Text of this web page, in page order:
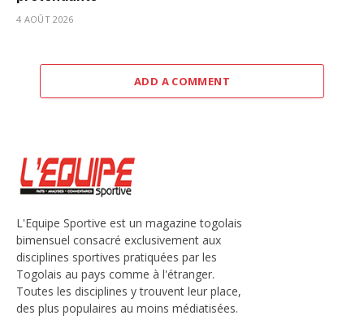
4 AOÛT 2026
ADD A COMMENT
L'Equipe Sportive est un magazine togolais
bimensuel consacré exclusivement aux
disciplines sportives pratiquées par les
Togolais au pays comme à l'étranger.
Toutes les disciplines y trouvent leur place,
des plus populaires au moins médiatisées.